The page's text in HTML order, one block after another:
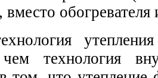
технология